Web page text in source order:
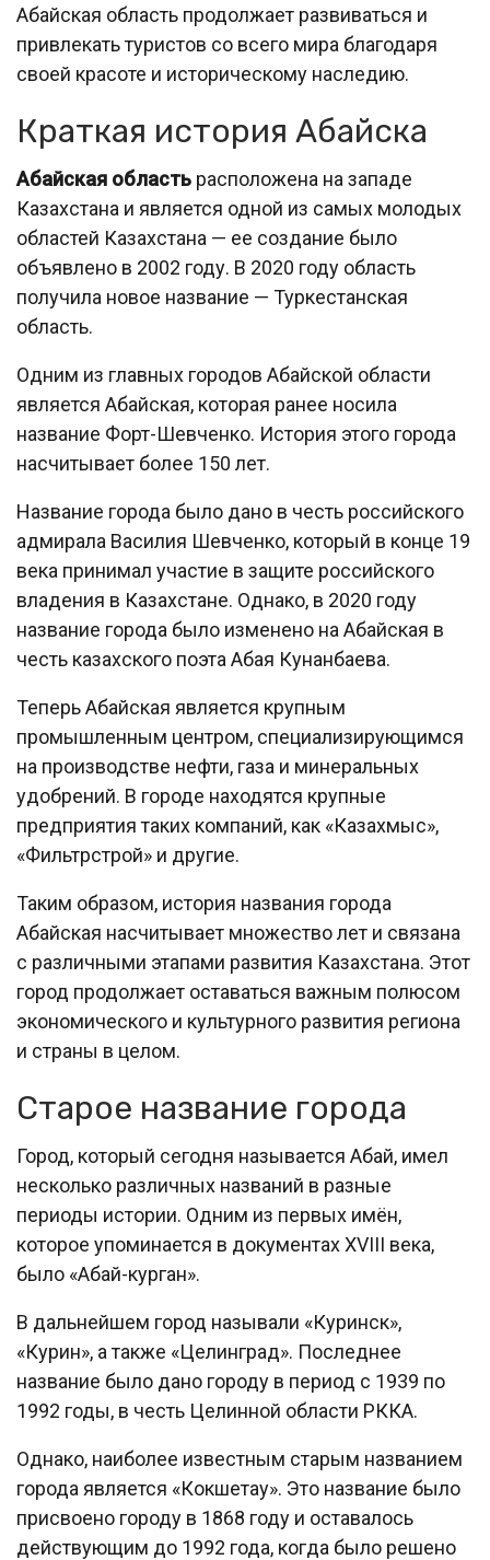
Абайская область продолжает развиваться и
привлекать туристов со всего мира благодаря
своей красоте и историческому наследию.
Краткая история Абайска
Абайская область расположена на западе
Казахстана и является одной из самых молодых
областей Казахстана — ее создание было
объявлено в 2002 году. В 2020 году область
получила новое название — Туркестанская
область.
Одним из главных городов Абайской области
является Абайская, которая ранее носила
название Форт-Шевченко. История этого города
насчитывает более 150 лет.
Название города было дано в честь российского
адмирала Василия Шевченко, который в конце 19
века принимал участие в защите российского
владения в Казахстане. Однако, в 2020 году
название города было изменено на Абайская в
честь казахского поэта Абая Кунанбаева.
Теперь Абайская является крупным
промышленным центром, специализирующимся
на производстве нефти, газа и минеральных
удобрений. В городе находятся крупные
предприятия таких компаний, как «Казахмыс»,
«Фильтрстрой» и другие.
Таким образом, история названия города
Абайская насчитывает множество лет и связана
с различными этапами развития Казахстана. Этот
город продолжает оставаться важным полюсом
экономического и культурного развития региона
и страны в целом.
Старое название города
Город, который сегодня называется Абай, имел
несколько различных названий в разные
периоды истории. Одним из первых имён,
которое упоминается в документах XVIII века,
было «Абай-курган».
В дальнейшем город называли «Куринск»,
«Курин», а также «Целинград». Последнее
название было дано городу в период с 1939 по
1992 годы, в честь Целинной области РККА.
Однако, наиболее известным старым названием
города является «Кокшетау». Это название было
присвоено городу в 1868 году и оставалось
действующим до 1992 года, когда было решено